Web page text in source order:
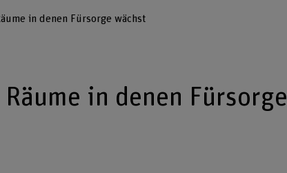
in denen Fürsorge wächst
in denen Fürsorge